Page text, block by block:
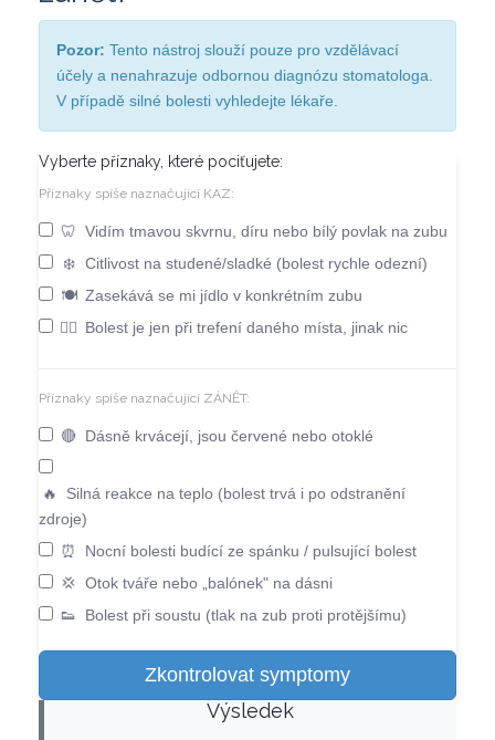
Pozor: Tento nástroj slouží pouze pro vzdělávací
účely a nenahrazuje odbornou diagnózu stomatologa.
V případě silné bolesti vyhledejte lékaře.
Vyberte příznaky, které pociťujete:
Příznaky spíše naznačující KAZ:
🦷 Vidím tmavou skvrnu, díru nebo bílý povlak na zubu
❄️ Citlivost na studené/sladké (bolest rychle odezní)
🍽️ Zasekává se mi jídlo v konkrétním zubu
😶‍🌫️ Bolest je jen při trefení daného místa, jinak nic
Příznaky spíše naznačující ZÁNĚT:
🔴 Dásně krvácejí, jsou červené nebo otoklé
🔥
Silná reakce na teplo (bolest trvá i po odstranění
zdroje)
⏰
Nocní bolesti budící ze spánku / pulsující bolest
💢 Otok tváře nebo „balónek" na dásni
👟
Bolest při soustu (tlak na zub proti protějšímu)
Zkontrolovat symptomy
Výsledek